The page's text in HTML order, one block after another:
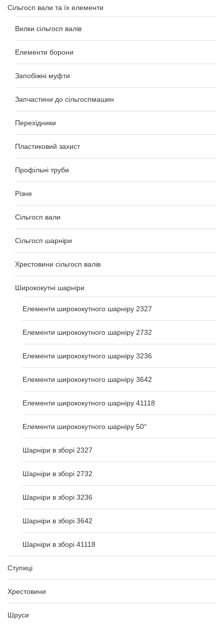
Сільгосп вали та їх елементи
Вилки сільгосп валів
Елементи борони
Запобіжні муфти
Запчастини до сільгоспмашин
Перехідники
Пластиковий захист
Профільні труби
Різне
Сільгосп вали
Сільгосп шарніри
Хрестовини сільгосп валів
Ширококутні шарніри
Елементи ширококутного шарніру 2327
Елементи ширококутного шарніру 2732
Елементи ширококутного шарніру 3236
Елементи ширококутного шарніру 3642
Елементи ширококутного шарніру 41118
Елементи ширококутного шарніру 50°
Шарніри в зборі 2327
Шарніри в зборі 2732
Шарніри в зборі 3236
Шарніри в зборі 3642
Шарніри в зборі 41118
Ступиці
Хрестовини
Шруси